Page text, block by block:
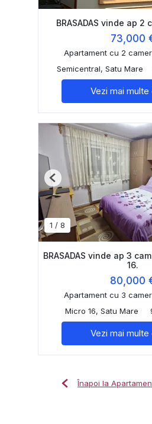
BRASADAS vinde ap 2
73,000
Apartament cu 2
Semicentral, Satu Mare
Vezi mai multe
1 / 8
Previous
BRASADAS vinde ap 3
16.
80,000
Apartament cu 3
Micro 16, Satu Mare
Vezi mai multe
Înapoi la